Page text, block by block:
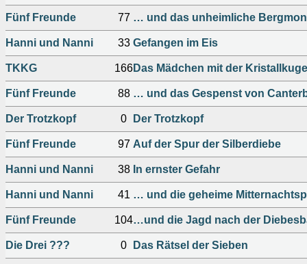
Fünf Freunde 77 … und das unheimliche
Hanni und Nanni 33 Gefangen im Eis
TKKG 166Das Mädchen mit der
Fünf Freunde 88 … und das Gespenst von
Der Trotzkopf 0 Der Trotzkopf
Fünf Freunde 97 Auf der Spur der Silberdiebe
Hanni und Nanni 38 In ernster Gefahr
Hanni und Nanni 41 … und die geheime
Fünf Freunde 104…und die Jagd nach der
Die Drei ??? 0 Das Rätsel der Sieben